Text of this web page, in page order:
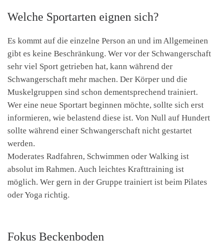
Welche Sportarten eignen sich?
Es kommt auf die einzelne Person an und im Allgemeinen
gibt es keine Beschränkung. Wer vor der Schwangerschaft
sehr viel Sport getrieben hat, kann während der
Schwangerschaft mehr machen. Der Körper und die
Muskelgruppen sind schon dementsprechend trainiert.
Wer eine neue Sportart beginnen möchte, sollte sich erst
informieren, wie belastend diese ist. Von Null auf Hundert
sollte während einer Schwangerschaft nicht gestartet
werden.
Moderates Radfahren, Schwimmen oder Walking ist
absolut im Rahmen. Auch leichtes Krafttraining ist
möglich. Wer gern in der Gruppe trainiert ist beim Pilates
oder Yoga richtig.
Fokus Beckenboden